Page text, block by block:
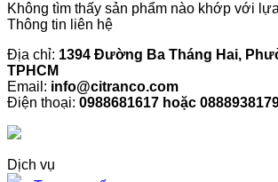
Không tìm thấy sản phẩm nào khớp với
Thông tin liên hệ
Địa chỉ: 1394 Đường Ba Tháng Hai,
TPHCM
Email: info@citranco.com
Điện thoại: 0988681617 hoặc
Dịch vụ